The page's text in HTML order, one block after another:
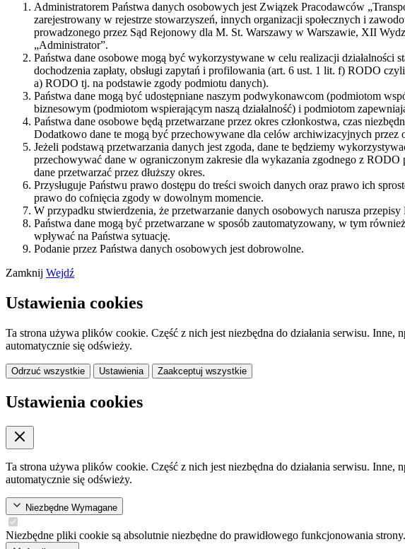
Administratorem Państwa danych osobowych jest Związek Pracodawców
zarejestrowany w rejestrze stowarzyszeń, innych organizacji społecznych i
prowadzonego przez Sąd Rejonowy dla M. St. Warszawy w Warszawie, XII
„Administrator”.
Państwa dane osobowe mogą być wykorzystywane w celu realizacji
dochodzenia zapłaty, obsługi zapytań i profilowania (art. 6 ust. 1 lit. f) RODO
a) RODO tj. na podstawie zgody podmiotu danych).
Państwa dane mogą być udostępniane naszym podwykonawcom (podmiotom
biznesowym (podmiotom wspierającym naszą działalność) i podmiotom
Państwa dane osobowe będą przetwarzane przez okres członkostwa, czas
Dodatkowo dane te mogą być przechowywane dla celów archiwizacyjnych przez
Jeżeli podstawą przetwarzania danych jest zgoda, dane te będziemy
przechowywać dane w ograniczonym zakresie dla wykazania zgodnego z
dane przetwarzać przez dłuższy okres.
Przysługuje Państwu prawo dostępu do treści swoich danych oraz prawo ich
prawo do cofnięcia zgody w dowolnym momencie.
W przypadku stwierdzenia, że przetwarzanie danych osobowych narusza
Państwa dane mogą być przetwarzane w sposób zautomatyzowany, w tym
wpływać na Państwa sytuację.
Podanie przez Państwa danych osobowych jest dobrowolne.
Zamknij Wejdź
Ustawienia cookies
Ta strona używa plików cookie. Część z nich jest niezbędna do działania serwisu.
automatycznie się odświeży.
Odrzuć wszystkie Ustawienia Zaakceptuj wszystkie
Ustawienia cookies
Ta strona używa plików cookie. Część z nich jest niezbędna do działania serwisu.
automatycznie się odświeży.
Niezbędne Wymagane
Niezbędne pliki cookie są absolutnie niezbędne do prawidłowego funkcjonowania